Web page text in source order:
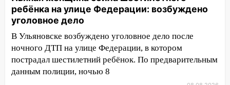
13:14 Ураган оторвал светофор на
проспекте Филатова в Ульяновске
13:12 Дерево пробило крышу дома на
Новгородской в Ульяновске и рухнуло
на электрощит
ребёнка на улице Федерации: возбуждено
уголовное дело
В Ульяновске возбуждено уголовное дело после
ночного ДТП на улице Федерации, в котором
пострадал шестилетний ребёнок. По предварительным
данным полиции, ночью 8